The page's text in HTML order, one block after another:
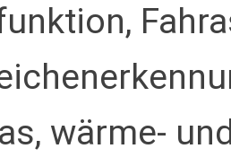
wärme-